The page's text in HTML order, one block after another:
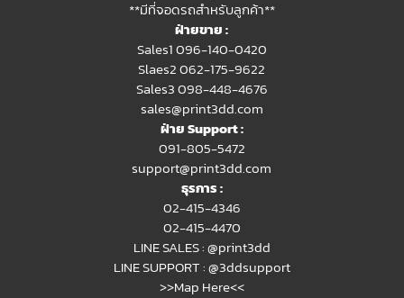
**มีที่จอดรถสำหรับลูกค้า**
ฝ่ายขาย :
Sales1 096-140-0420
Slaes2062-175-9622
Sales3 098-448-4676
sales@print3dd.com
ฝ่าย Support :
091-805-5472
support@print3dd.com
ธุรการ :
02-415-4346
02-415-4470
LINE SALES :@print3dd
LINE SUPPORT :@3ddsupport
>>Map Here<<